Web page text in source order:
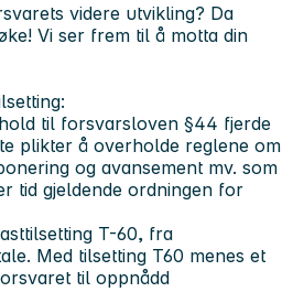
videre utvikling? Da
Vi ser frem til å motta din
til forsvarsloven §44 fjerde
plikter å overholde reglene om
og avansement mv. som
tid gjeldende ordningen for
T-60, fra
Med tilsetting T60 menes et
til oppnådd